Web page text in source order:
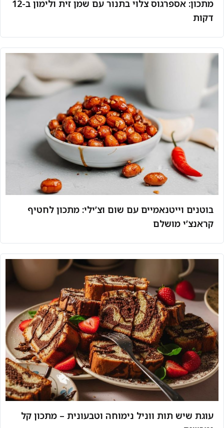
מתכון: אספרגוס צלוי בתנור עם שמן זית ולימון ב-12
דקות
בוטנים וייטנאמיים עם שום וצ’ילי: מתכון לחטיף
קראנצ’י מושלם
עוגת שיש תות ווניל נימוחה וטבעונית – מתכון קל